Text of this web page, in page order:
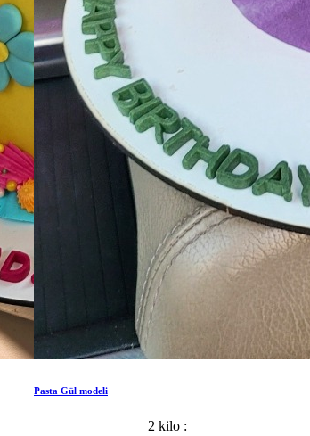
Pasta Gül modeli
2 kilo :